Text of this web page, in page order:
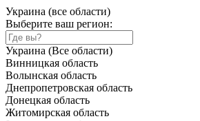
Украина (все области)
Выберите ваш регион:
Украина (Все области)
Винницкая область
Волынская область
Днепропетровская область
Донецкая область
Житомирская область